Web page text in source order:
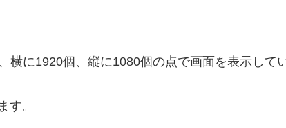
横に1920個、縦に1080個の点で画面を表示して
す。